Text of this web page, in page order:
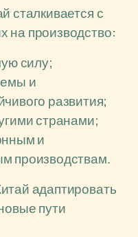
сталкивается с
на производство:
силу;
и
развития;
странами;
и
производствам.
адаптировать
пути